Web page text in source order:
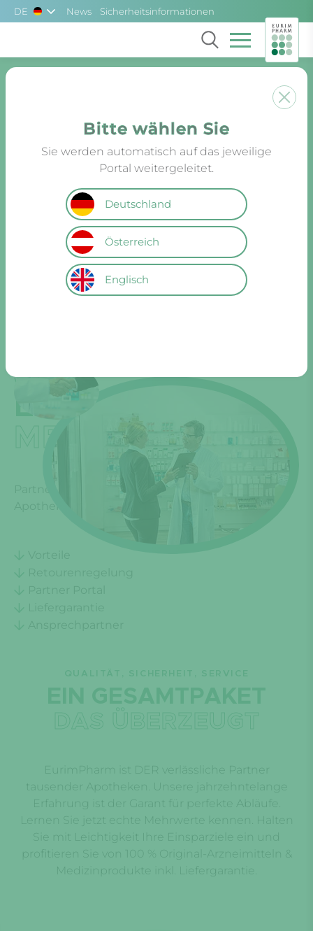
Skip to main content
DE News Sicherheitsinformationen
Bitte wählen Sie
Sie werden automatisch auf das jeweilige
Portal weitergeleitet.
Deutschland
Österreich
Englisch
WIR LIEFERN
ECHTE
MEHRWERTE
Partnerschaft und Kooperationsvorteile für
Apotheken - seit über 50 Jahren.
QUALITÄT, SICHERHEIT, SERVICE
EIN GESAMTPAKET
DAS ÜBERZEUGT
EurimPharm ist DER verlässliche Partner
tausender Apotheken. Unsere jahrzehntelange
Erfahrung ist der Garant für perfekte Abläufe.
Lernen Sie jetzt echte Mehrwerte kennen. Halten
Sie mit Leichtigkeit Ihre Einsparziele ein und
profitieren Sie von 100 % Original-Arzneimitteln &
Medizinprodukte inkl. Liefergarantie.